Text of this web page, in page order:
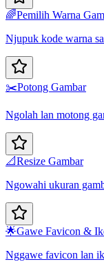
🌈Pemilih Warna
Njupuk kode warna
✂️Potong Gambar
Ngolah lan motong
📐Resize Gambar
Ngowahi ukuran
🌟Gawe Favicon &
Nggawe favicon lan